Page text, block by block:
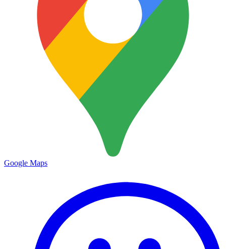
Google Maps